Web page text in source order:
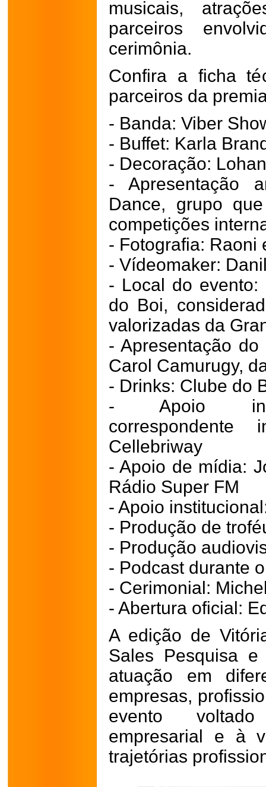
musicais,
parceiros
cerimônia.
Confira a ficha
parceiros da
- Banda: Viber
- Buffet: Karla
- Decoração:
- Apresentação
Dance, grupo
competições
- Fotografia: Raoni
- Vídeomaker:
- Local do
do Boi,
valorizadas da
- Apresentação
Carol Camurugy,
- Drinks: Clube do
- Apoio
correspondente
Cellebriway
- Apoio de mídia:
Rádio Super FM
- Apoio
- Produção de
- Produção
- Podcast durante
- Cerimonial:
- Abertura oficial:
A edição de
Sales Pesquisa
atuação em
empresas,
evento
empresarial e à
trajetórias